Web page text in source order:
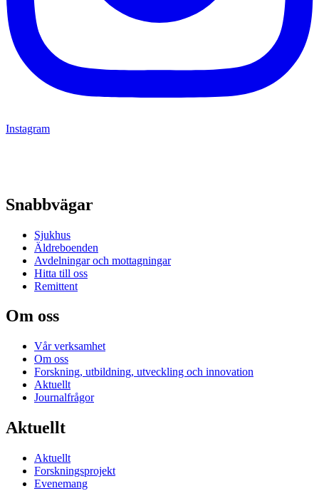
Instagram
Snabbvägar
Sjukhus
Äldreboenden
Avdelningar och mottagningar
Hitta till oss
Remittent
Om oss
Vår verksamhet
Om oss
Forskning, utbildning, utveckling och innovation
Aktuellt
Journalfrågor
Aktuellt
Aktuellt
Forskningsprojekt
Evenemang